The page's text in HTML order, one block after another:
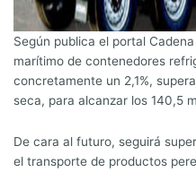
Según publica el portal
marítimo de contenedores
concretamente un 2,1%,
seca, para alcanzar los 140,5
De cara al futuro, seguirá
el transporte de productos